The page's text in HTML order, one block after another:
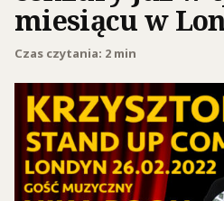
miesiącu w
Czas czytania: 2 min